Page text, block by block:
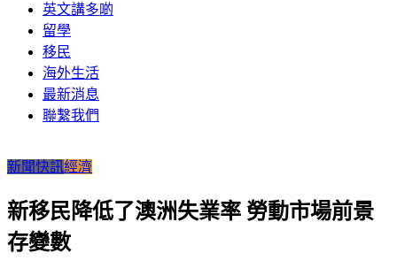
英文講多啲
留學
移民
海外生活
最新消息
聯繫我們
新聞快訊經濟
新移民降低了澳洲失業率 勞動市場前景
存變數